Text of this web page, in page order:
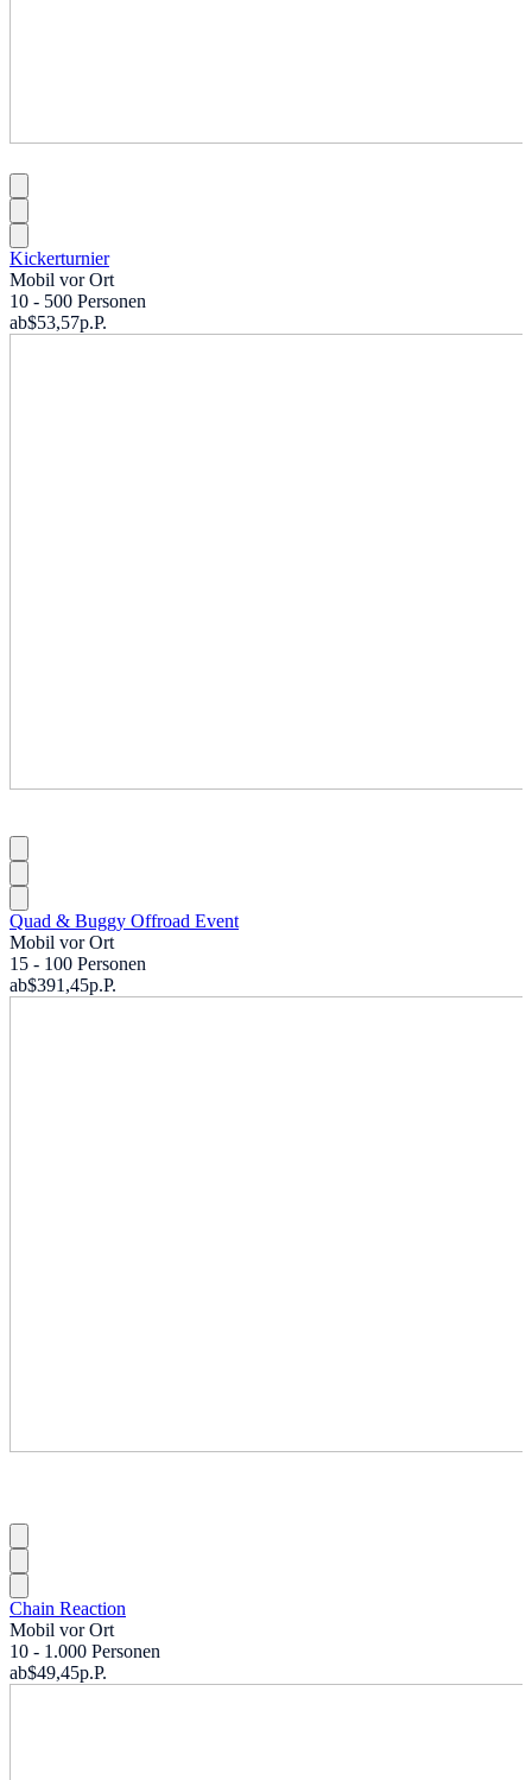
Kickerturnier
Mobil vor Ort
10 - 500 Personen
ab$53,57p.P.
Quad & Buggy Offroad Event
Mobil vor Ort
15 - 100 Personen
ab$391,45p.P.
Chain Reaction
Mobil vor Ort
10 - 1.000 Personen
ab$49,45p.P.